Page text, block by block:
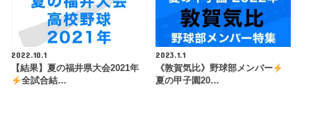
2022.10.1
【結果】夏の福井県大会2021年
全試合結…
2023.1.1
《敦賀気比》野球部メンバー
夏の甲子園20…